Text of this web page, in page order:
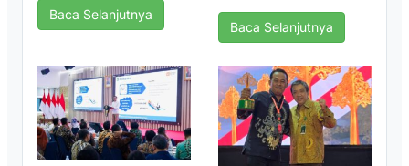
Baca Selanjutnya
Baca Selanjutnya